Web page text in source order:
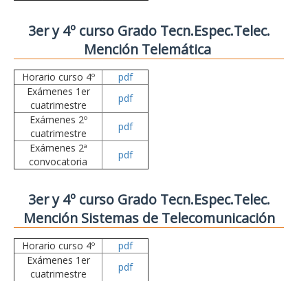
3er y 4º curso Grado Tecn.Espec.Telec.
Mención Telemática
Horario curso 4º
pdf
Exámenes 1er
cuatrimestre
pdf
Exámenes 2º
cuatrimestre
pdf
Exámenes 2ª
convocatoria
pdf
3er y 4º curso Grado Tecn.Espec.Telec.
Mención Sistemas de Telecomunicación
Horario curso 4º
pdf
Exámenes 1er
cuatrimestre
pdf